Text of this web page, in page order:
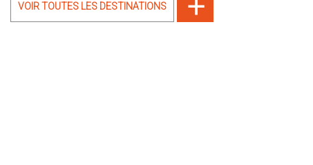
VOIR TOUTES LES DESTINATIONS